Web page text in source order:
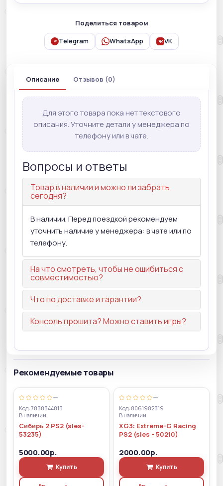
Поделиться товаром
Telegram WhatsApp VK
Описание Отзывов (0)
Для этого товара пока нет текстового
описания. Уточните детали у менеджера по
телефону или в чате.
Вопросы и ответы
Товар в наличии и можно ли забрать
сегодня?
В наличии. Перед поездкой рекомендуем
уточнить наличие у менеджера: в чате или по
телефону.
На что смотреть, чтобы не ошибиться с
совместимостью?
Что по доставке и гарантии?
Консоль прошита? Можно ставить игры?
Рекомендуемые товары
—
Код: 7838344813
В наличии
Сибирь 2 PS2 (sles-
53235)
5000.00р.
Купить
—
Код: 8061982319
В наличии
XG3: Extreme-G Racing
PS2 (sles - 50210)
2000.00р.
Купить